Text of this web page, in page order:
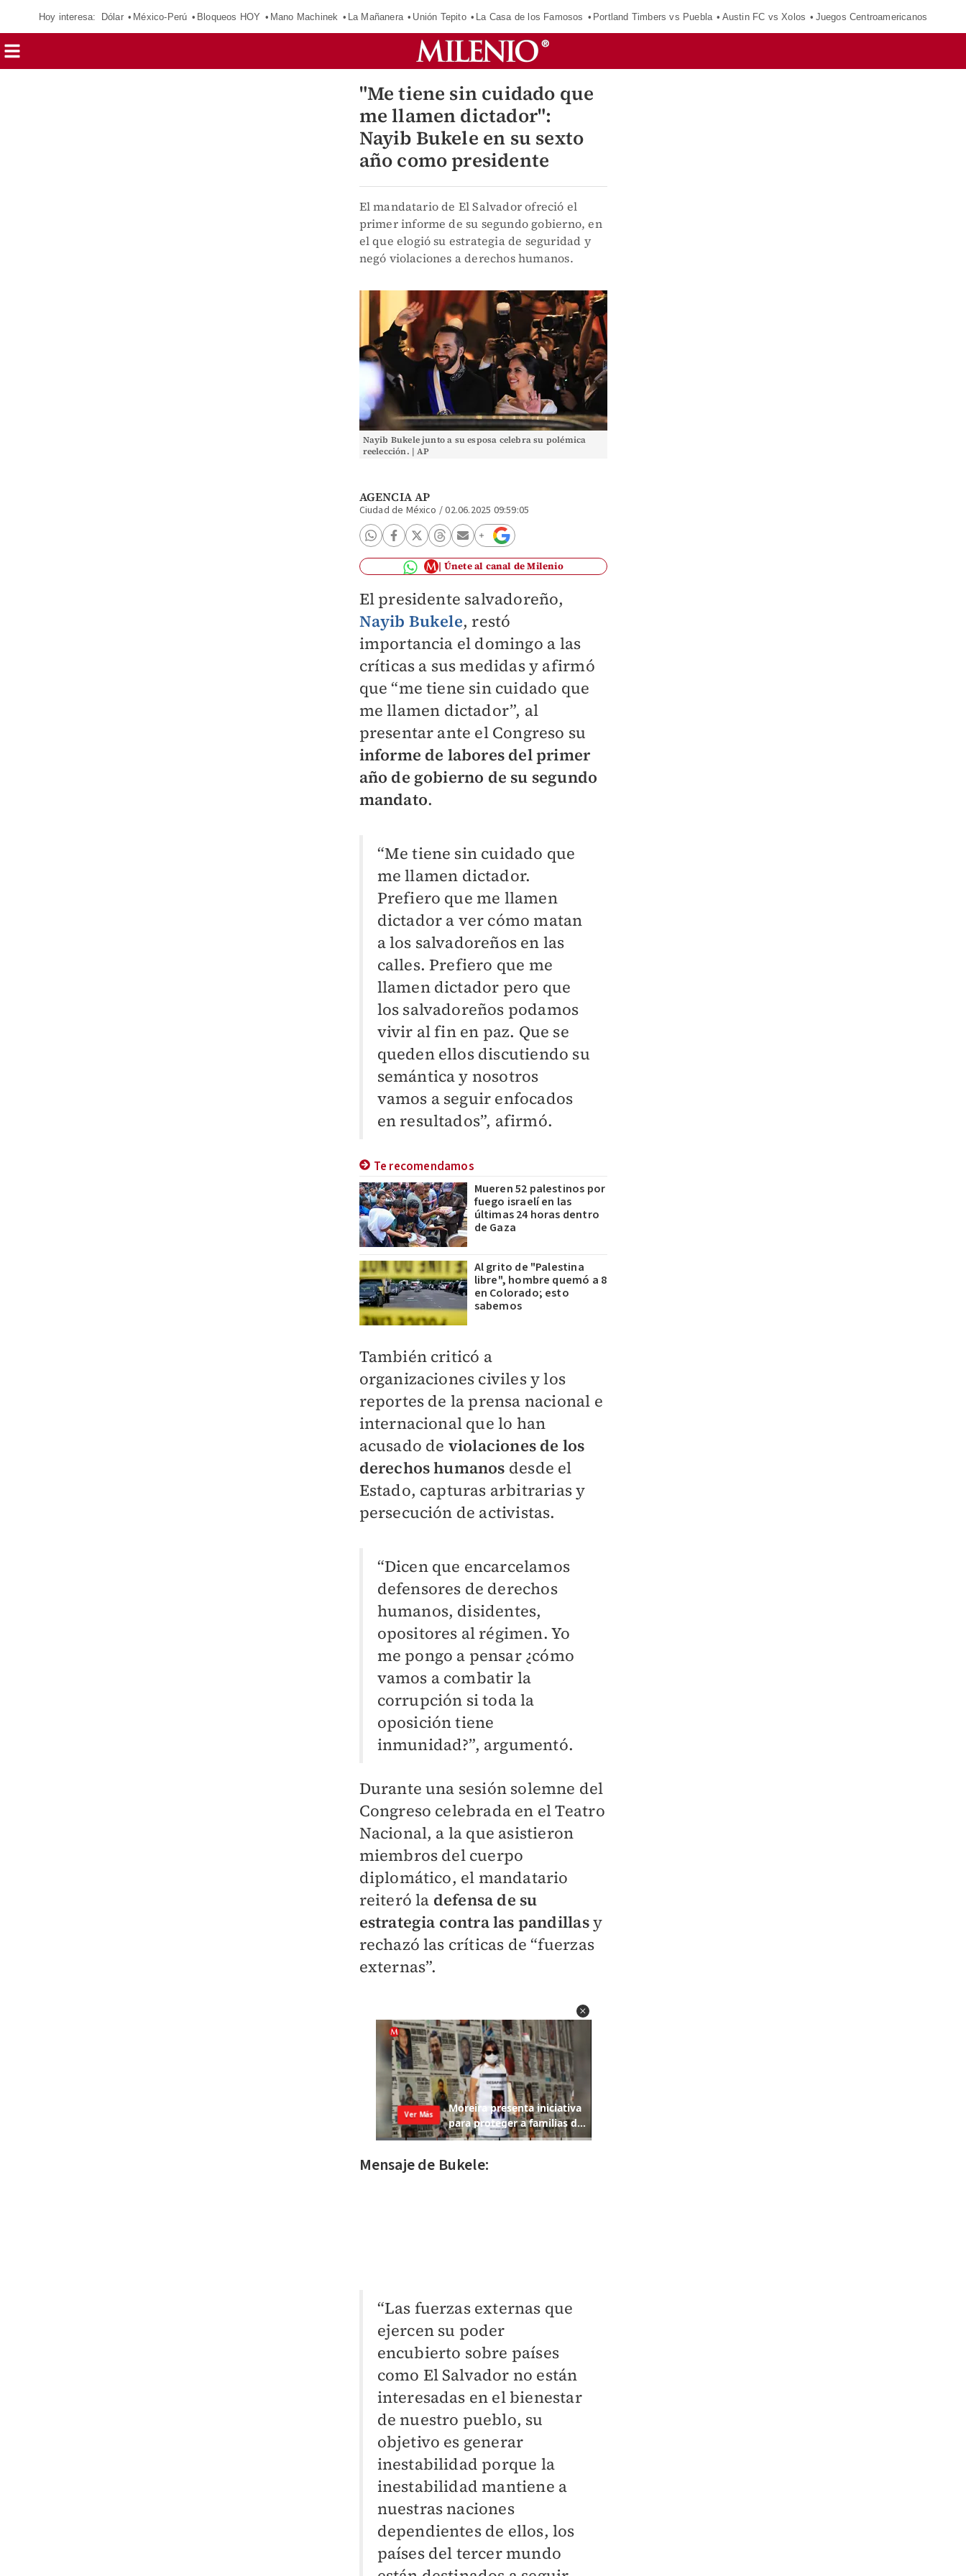
Hoy interesa: Dólar México-Perú Bloqueos HOY Mano Machinek La Mañanera Unión Tepito La Casa de los Famosos Portland Timbers vs Puebla Austin FC vs Xolos Juegos Centroamericanos
"Me tiene sin cuidado que
me llamen dictador":
Nayib Bukele en su sexto
año como presidente
El mandatario de El Salvador ofreció el
primer informe de su segundo gobierno, en
el que elogió su estrategia de seguridad y
negó violaciones a derechos humanos.
Nayib Bukele junto a su esposa celebra su polémica
reelección. | AP
AGENCIA AP
Ciudad de México /02.06.2025 09:59:05
Únete al canal de Milenio
El presidente salvadoreño,
Nayib Bukele, restó
importancia el domingo a las
críticas a sus medidas y afirmó
que “me tiene sin cuidado que
me llamen dictador”, al
presentar ante el Congreso su
informe de labores del primer
año de gobierno de su segundo
mandato.
“Me tiene sin cuidado que
me llamen dictador.
Prefiero que me llamen
dictador a ver cómo matan
a los salvadoreños en las
calles. Prefiero que me
llamen dictador pero que
los salvadoreños podamos
vivir al fin en paz. Que se
queden ellos discutiendo su
semántica y nosotros
vamos a seguir enfocados
en resultados”, afirmó.
Te recomendamos
Mueren 52 palestinos por
fuego israelí en las
últimas 24 horas dentro
de Gaza
Al grito de "Palestina
libre", hombre quemó a 8
en Colorado; esto
sabemos
También criticó a
organizaciones civiles y los
reportes de la prensa nacional e
internacional que lo han
acusado de violaciones de los
derechos humanos desde el
Estado, capturas arbitrarias y
persecución de activistas.
“Dicen que encarcelamos
defensores de derechos
humanos, disidentes,
opositores al régimen. Yo
me pongo a pensar ¿cómo
vamos a combatir la
corrupción si toda la
oposición tiene
inmunidad?”, argumentó.
Durante una sesión solemne del
Congreso celebrada en el Teatro
Nacional, a la que asistieron
miembros del cuerpo
diplomático, el mandatario
reiteró la defensa de su
estrategia contra las pandillasy
rechazó las críticas de “fuerzas
externas”.
Mensaje de Bukele:
“Las fuerzas externas que
ejercen su poder
encubierto sobre países
como El Salvador no están
interesadas en el bienestar
de nuestro pueblo, su
objetivo es generar
inestabilidad porque la
inestabilidad mantiene a
nuestras naciones
dependientes de ellos, los
países del tercer mundo